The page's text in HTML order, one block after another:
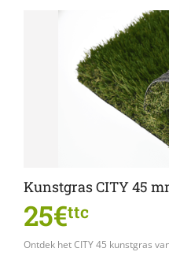
Kunstgras CITY 45
25€ttc
Ontdek het CITY 45 kunstgras